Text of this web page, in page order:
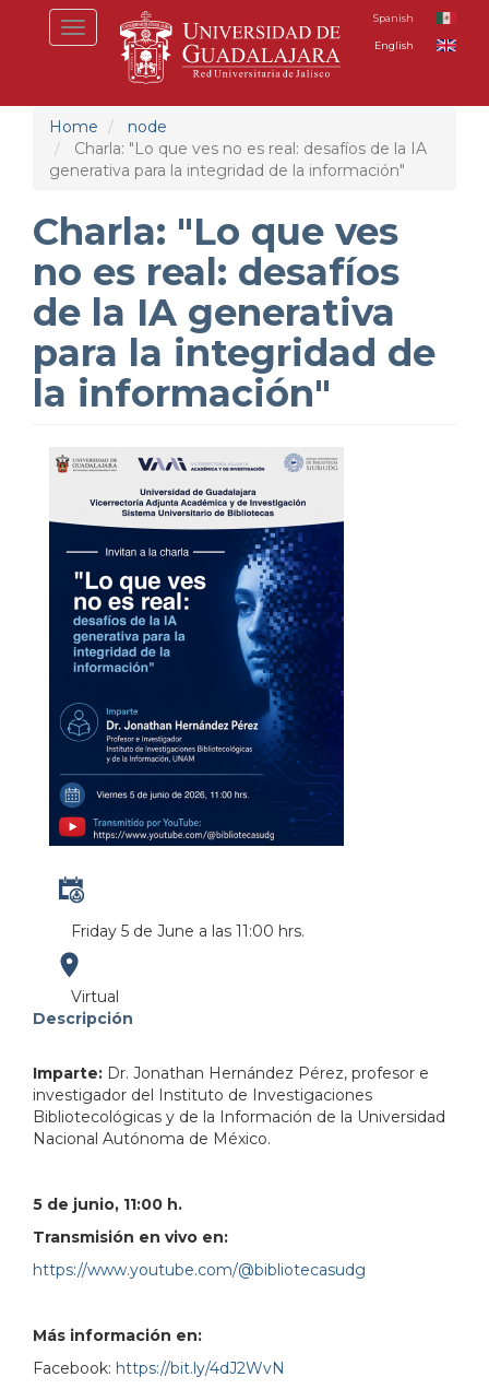
Toggle
navigation
Spanish
English
Home
node
Charla: "Lo que ves no es real: desafíos de la IA
generativa para la integridad de la información"
Charla: "Lo que ves
no es real: desafíos
de la IA generativa
para la integridad de
la información"
Friday 5 de June a las 11:00 hrs.
Virtual
Descripción
Imparte: Dr. Jonathan Hernández Pérez, profesor e
investigador del Instituto de Investigaciones
Bibliotecológicas y de la Información de la Universidad
Nacional Autónoma de México.
5 de junio, 11:00 h.
Transmisión en vivo en:
https://www.youtube.com/@bibliotecasudg
Más información en:
Facebook: https://bit.ly/4dJ2WvN